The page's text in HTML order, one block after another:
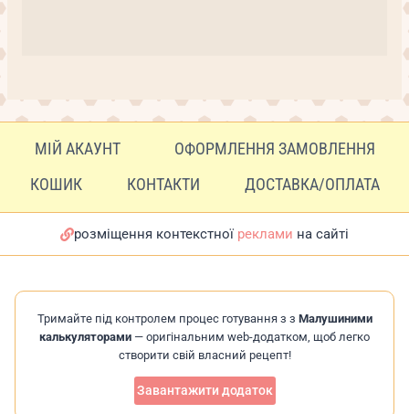
МІЙ АКАУНТ
ОФОРМЛЕННЯ ЗАМОВЛЕННЯ
КОШИК
КОНТАКТИ ДОСТАВКА/ОПЛАТА
розміщення контекстної реклами на сайті
Тримайте під контролем процес готування з з Малушиними
калькуляторами — оригінальним web-додатком, щоб легко
створити свій власний рецепт!
Завантажити додаток